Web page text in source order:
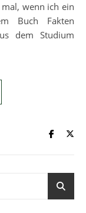
wenn ich ein
Buch Fakten
dem Studium